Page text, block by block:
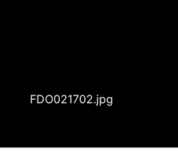
FDO021702.jpg